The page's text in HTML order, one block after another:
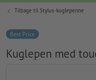
Tilbage til Stylus-kuglepenne
Best Price
Kuglepen med